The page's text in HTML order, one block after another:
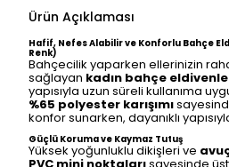
Ürün Açıklaması
Hafif, Nefes Alabilir ve Konforlu Bahçe
Renk)
Bahçecilik yaparken ellerinizin
sağlayan kadın bahçe
yapısıyla uzun süreli kullanıma
%65 polyester karışımı
konfor sunarken, dayanıklı
Güçlü Koruma ve Kaymaz Tutuş
Yüksek yoğunluklu dikişleri ve